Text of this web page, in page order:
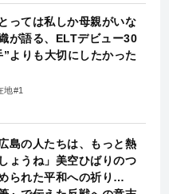
っては私しか母親がいな
が語る、ELTデビュー30
”よりも大切にしたかった
地#1
島の人たちは、もっと熱
ょうね」美空ひばりのつ
られた平和への祈り…